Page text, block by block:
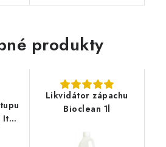
produkty
It
Likvidátor zápachu
Bioclean 1l